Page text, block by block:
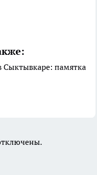
Сыктывкаре: памятка